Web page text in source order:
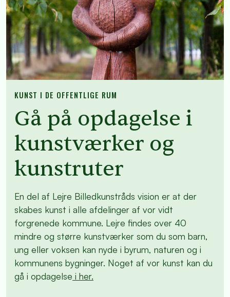
KUNST I DE OFFENTLIGE RUM
Gå på opdagelse i
kunstværker og
kunstruter
En del af Lejre Billedkunstråds vision er at der
skabes kunst i alle afdelinger af vor vidt
forgrenede kommune. Lejre findes over 40
mindre og større kunstværker som du som barn,
ung eller voksen kan nyde i byrum, naturen og i
kommunens bygninger. Noget af vor kunst kan du
gå i opdagelse i her.